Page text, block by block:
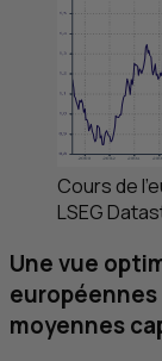
Cours de
LSEG
Une vue
moyennes